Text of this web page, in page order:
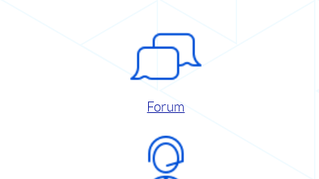
Forum